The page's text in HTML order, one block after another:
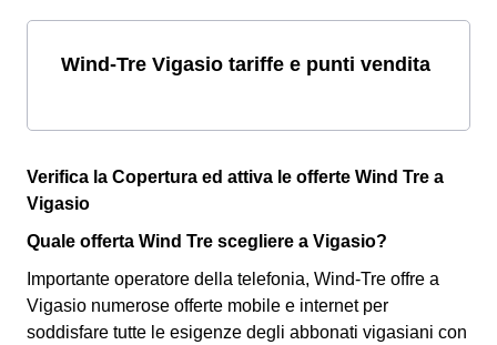
Wind-Tre Vigasio tariffe e punti vendita
Verifica la Copertura ed attiva le offerte Wind Tre a
Vigasio
Quale offerta Wind Tre scegliere a Vigasio?
Importante operatore della telefonia, Wind-Tre offre a
Vigasio numerose offerte mobile e internet per
soddisfare tutte le esigenze degli abbonati vigasiani con